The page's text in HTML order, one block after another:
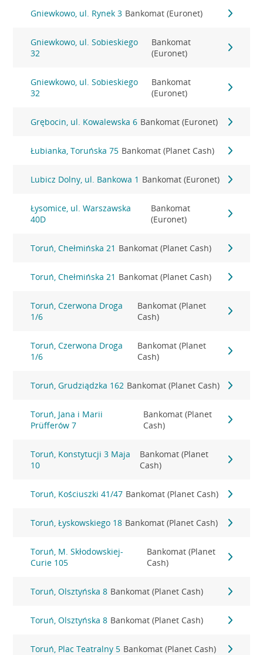
Gniewkowo, ul. Rynek 3 Bankomat (Euronet)
Gniewkowo, ul. Sobieskiego
32
Bankomat
(Euronet)
Gniewkowo, ul. Sobieskiego
32
Bankomat
(Euronet)
Grębocin, ul. Kowalewska 6 Bankomat (Euronet)
Łubianka, Toruńska 75 Bankomat (Planet Cash)
Lubicz Dolny, ul. Bankowa 1 Bankomat (Euronet)
Łysomice, ul. Warszawska
40D
Bankomat
(Euronet)
Toruń, Chełmińska 21 Bankomat (Planet Cash)
Toruń, Chełmińska 21 Bankomat (Planet Cash)
Toruń, Czerwona Droga
1/6
Bankomat (Planet
Cash)
Toruń, Czerwona Droga
1/6
Bankomat (Planet
Cash)
Toruń, Grudziądzka 162 Bankomat (Planet Cash)
Toruń, Jana i Marii
Prüfferów 7
Bankomat (Planet
Cash)
Toruń, Konstytucji 3 Maja
10
Bankomat (Planet
Cash)
Toruń, Kościuszki 41/47 Bankomat (Planet Cash)
Toruń, Łyskowskiego 18 Bankomat (Planet Cash)
Toruń, M. Skłodowskiej-
Curie 105
Bankomat (Planet
Cash)
Toruń, Olsztyńska 8 Bankomat (Planet Cash)
Toruń, Olsztyńska 8 Bankomat (Planet Cash)
Toruń, Plac Teatralny 5 Bankomat (Planet Cash)